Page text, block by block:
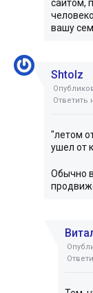
сайтом,
вашу
Shtolz
Ответить
"летом
ушел от
Обычно